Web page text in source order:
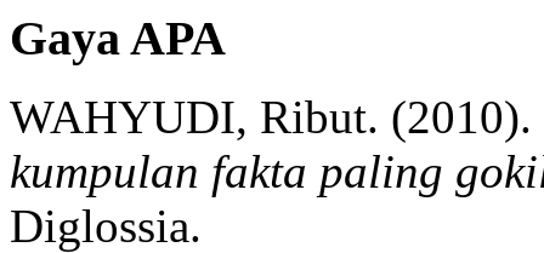
Gaya APA
WAHYUDI, Ribut. (2010).
kumpulan fakta paling
Diglossia.